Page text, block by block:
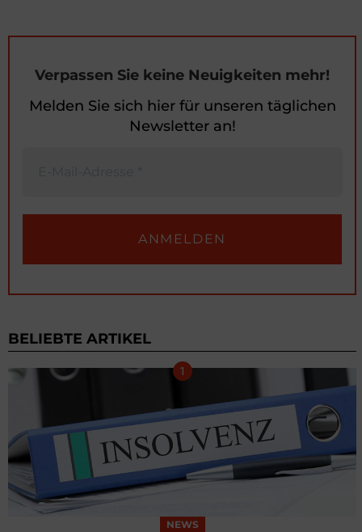
Verpassen Sie keine Neuigkeiten mehr!
Melden Sie sich hier für unseren täglichen
Newsletter an!
BELIEBTE ARTIKEL
NEWS